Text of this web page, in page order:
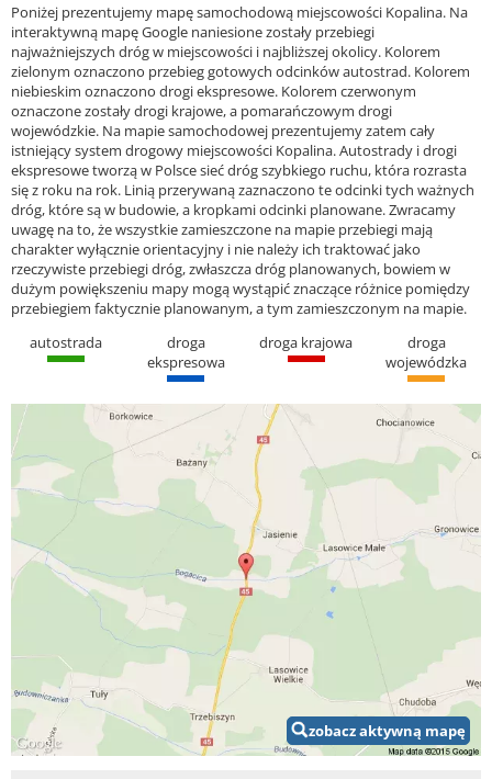
Poniżej prezentujemy mapę samochodową miejscowości Kopalina. Na
interaktywną mapę Google naniesione zostały przebiegi
najważniejszych dróg w miejscowości i najbliższej okolicy. Kolorem
zielonym oznaczono przebieg gotowych odcinków autostrad. Kolorem
niebieskim oznaczono drogi ekspresowe. Kolorem czerwonym
oznaczone zostały drogi krajowe, a pomarańczowym drogi
wojewódzkie. Na mapie samochodowej prezentujemy zatem cały
istniejący system drogowy miejscowości Kopalina. Autostrady i drogi
ekspresowe tworzą w Polsce sieć dróg szybkiego ruchu, która rozrasta
się z roku na rok. Linią przerywaną zaznaczono te odcinki tych ważnych
dróg, które są w budowie, a kropkami odcinki planowane. Zwracamy
uwagę na to, że wszystkie zamieszczone na mapie przebiegi mają
charakter wyłącznie orientacyjny i nie należy ich traktować jako
rzeczywiste przebiegi dróg, zwłaszcza dróg planowanych, bowiem w
dużym powiększeniu mapy mogą wystąpić znaczące różnice pomiędzy
przebiegiem faktycznie planowanym, a tym zamieszczonym na mapie.
autostrada
droga
ekspresowa
droga krajowa
droga
wojewódzka
zobacz aktywną mapę